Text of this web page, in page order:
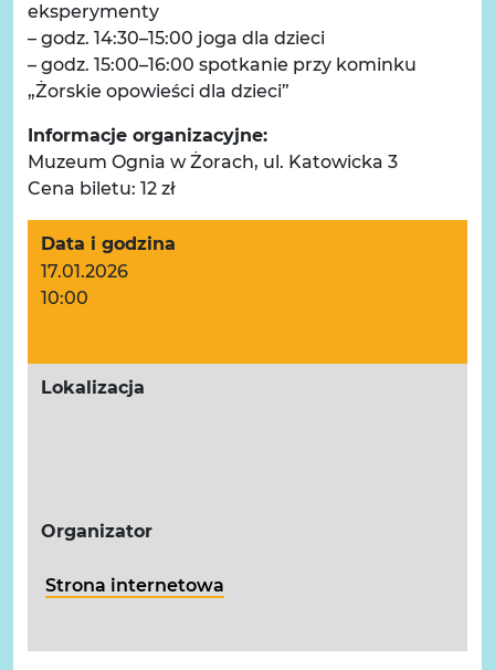
eksperymenty
– godz. 14:30–15:00 joga dla dzieci
– godz. 15:00–16:00 spotkanie przy kominku
„Żorskie opowieści dla dzieci”
Informacje organizacyjne:
Muzeum Ognia w Żorach, ul. Katowicka 3
Cena biletu: 12 zł
Data i godzina
17.01.2026
10:00
Lokalizacja
Organizator
Strona internetowa